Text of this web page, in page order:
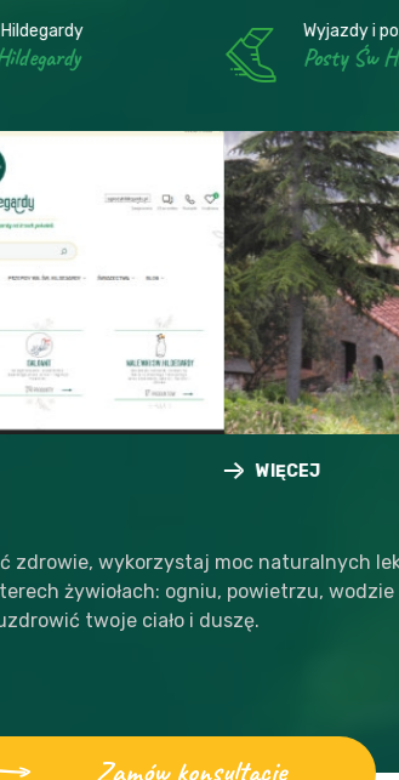
i posty Św Hildegardy
Św Hildegardy w zakonach Benedyktynek
Wyjazdy i posty Św Hildegardy
Posty Św Hildegardy w zakonach
Benedyktynek
zdrowie, wykorzystaj moc naturalnych
żywiołach: ogniu, powietrzu, wodzie
twoje ciało i duszę.
Zamów konsultację